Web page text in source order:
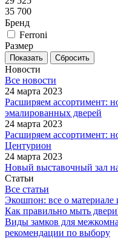
35 700
Бренд
Ferroni
Размер
Сбросить
Новости
Все новости
24 марта 2023
Расширяем ассортимент:
эмалированных дверей
24 марта 2023
Расширяем ассортимент:
Центурион
24 марта 2023
Новый выставочный зал
Статьи
Все статьи
Экошпон: все о материале
Как правильно мыть
Виды замков для
рекомендации по выбору